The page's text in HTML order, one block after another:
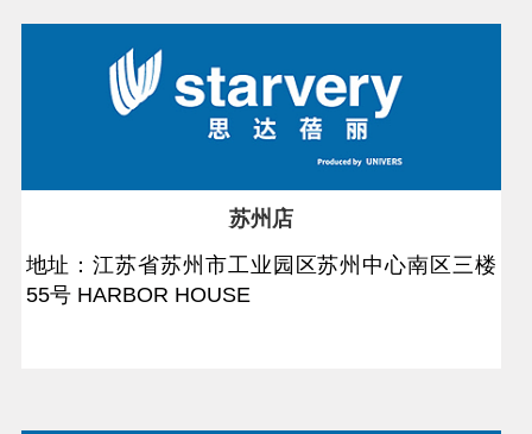
苏州店
地址：江苏省苏州市工业园区苏州中心南区三楼
55号 HARBOR HOUSE